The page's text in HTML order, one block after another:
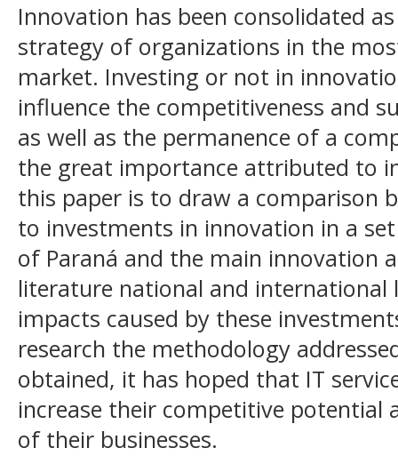
Innovation has been consolidated
strategy of organizations in the
market. Investing or not in
influence the competitiveness and
as well as the permanence of a
the great importance attributed to
this paper is to draw a comparison
to investments in innovation in a
of Paraná and the main innovation
literature national and international
impacts caused by these
research the methodology
obtained, it has hoped that IT
increase their competitive potential
of their businesses.